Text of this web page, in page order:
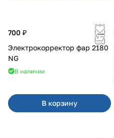
700 ₽
Электрокорректор фар 2180
NG
В наличии
В корзину